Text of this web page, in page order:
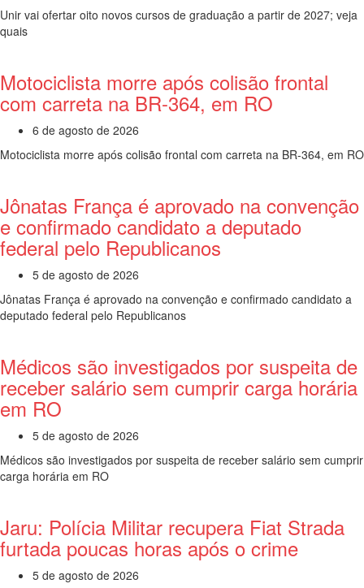
Unir vai ofertar oito novos cursos de graduação a partir de 2027; veja
quais
Motociclista morre após colisão frontal
com carreta na BR-364, em RO
6 de agosto de 2026
Motociclista morre após colisão frontal com carreta na BR-364, em RO
Jônatas França é aprovado na convenção
e confirmado candidato a deputado
federal pelo Republicanos
5 de agosto de 2026
Jônatas França é aprovado na convenção e confirmado candidato a
deputado federal pelo Republicanos
Médicos são investigados por suspeita de
receber salário sem cumprir carga horária
em RO
5 de agosto de 2026
Médicos são investigados por suspeita de receber salário sem cumprir
carga horária em RO
Jaru: Polícia Militar recupera Fiat Strada
furtada poucas horas após o crime
5 de agosto de 2026